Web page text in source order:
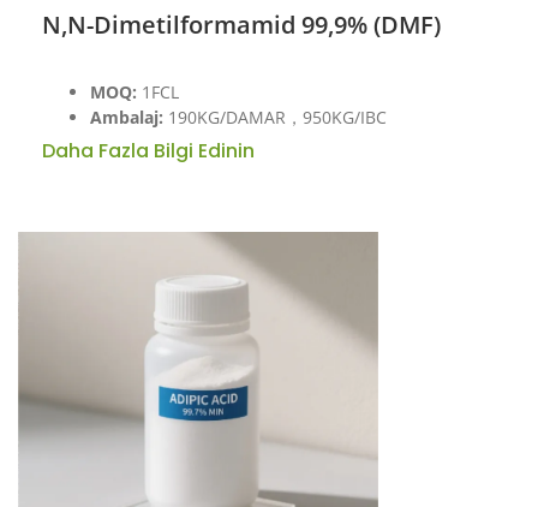
N,N-Dimetilformamid 99,9% (DMF)
MOQ: 1FCL
Ambalaj: 190KG/DAMAR，950KG/IBC
Daha Fazla Bilgi Edinin